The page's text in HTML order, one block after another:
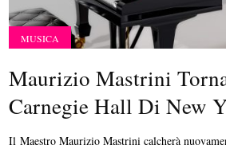
MUSICA
Maurizio Mastrini
Carnegie Hall Di New
Il Maestro Maurizio Mastrini calcherà